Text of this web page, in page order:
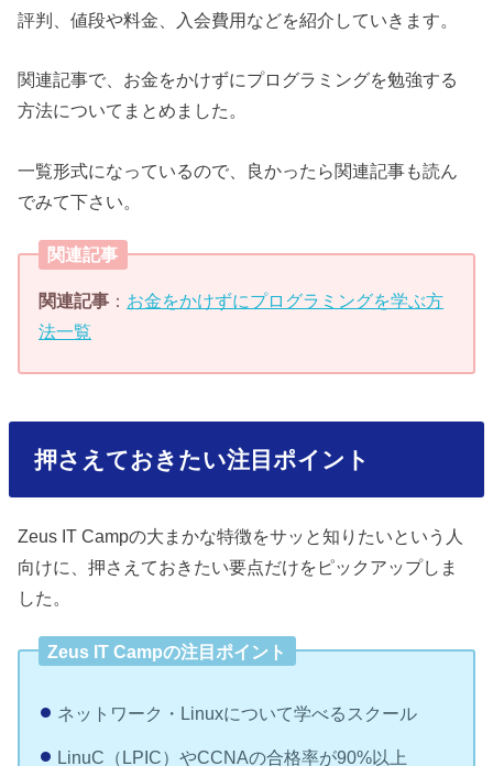
評判、値段や料金、入会費用などを紹介していきます。
関連記事で、お金をかけずにプログラミングを勉強する
方法についてまとめました。
一覧形式になっているので、良かったら関連記事も読ん
でみて下さい。
関連記事
関連記事 ： お金をかけずにプログラミングを学ぶ方
法一覧
押さえておきたい注目ポイント
Zeus IT Campの大まかな特徴をサッと知りたいという人
向けに、押さえておきたい要点だけをピックアップしま
した。
Zeus IT Campの注目ポイント
ネットワーク・Linuxについて学べるスクール
LinuC（LPIC）やCCNAの合格率が90%以上